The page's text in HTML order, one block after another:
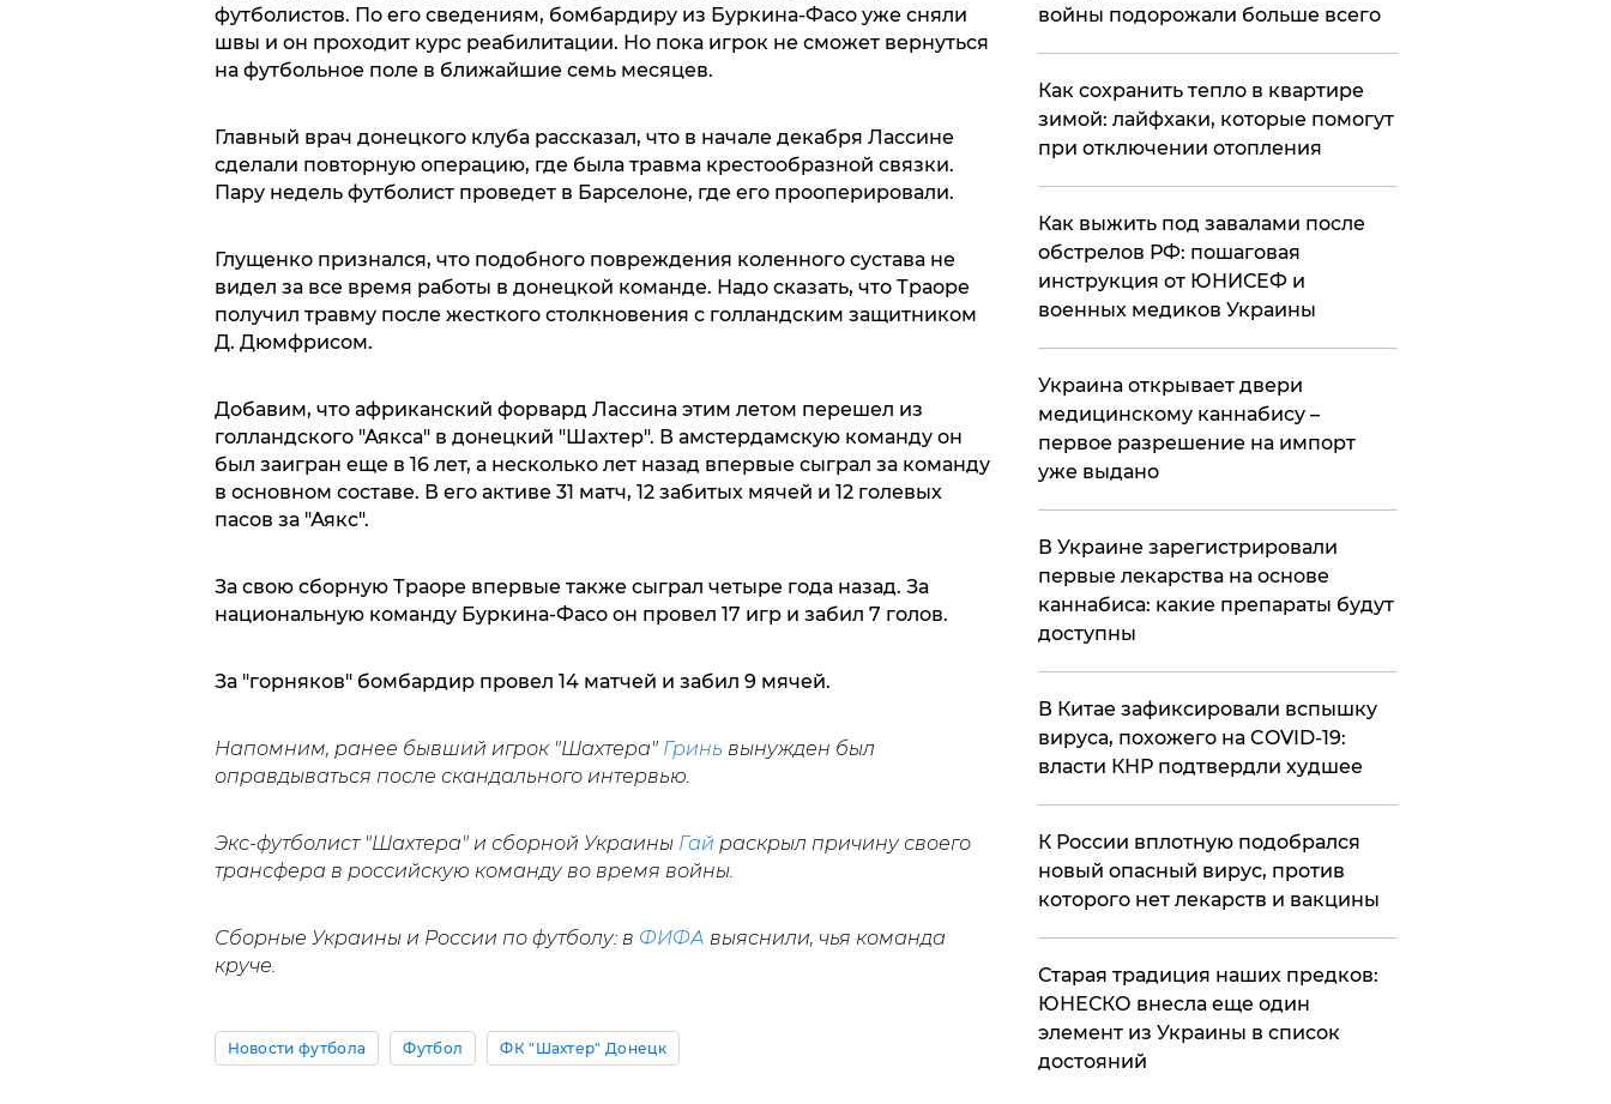
футболистов. По его сведениям, бомбардиру из Буркина-Фасо уже сняли
швы и он проходит курс реабилитации. Но пока игрок не сможет вернуться
на футбольное поле в ближайшие семь месяцев.
Главный врач донецкого клуба рассказал, что в начале декабря Лассине
сделали повторную операцию, где была травма крестообразной связки.
Пару недель футболист проведет в Барселоне, где его прооперировали.
Глущенко признался, что подобного повреждения коленного сустава не
видел за все время работы в донецкой команде. Надо сказать, что Траоре
получил травму после жесткого столкновения с голландским защитником
Д. Дюмфрисом.
Добавим, что африканский форвард Лассина этим летом перешел из
голландского "Аякса" в донецкий "Шахтер". В амстердамскую команду он
был заигран еще в 16 лет, а несколько лет назад впервые сыграл за команду
в основном составе. В его активе 31 матч, 12 забитых мячей и 12 голевых
пасов за "Аякс".
За свою сборную Траоре впервые также сыграл четыре года назад. За
национальную команду Буркина-Фасо он провел 17 игр и забил 7 голов.
За "горняков" бомбардир провел 14 матчей и забил 9 мячей.
Напомним, ранее бывший игрок "Шахтера" Гринь вынужден был
оправдываться после скандального интервью.
Экс-футболист "Шахтера" и сборной Украины Гай раскрыл причину своего
трансфера в российскую команду во время войны.
Сборные Украины и России по футболу: в ФИФА выяснили, чья команда
круче.
Новости футбола Футбол ФК "Шахтер" Донецк
войны подорожали больше всего
​Как сохранить тепло в квартире
зимой: лайфхаки, которые помогут
при отключении отопления
Как выжить под завалами после
обстрелов РФ: пошаговая
инструкция от ЮНИСЕФ и
военных медиков Украины
Украина открывает двери
медицинскому каннабису –
первое разрешение на импорт
уже выдано
В Украине зарегистрировали
первые лекарства на основе
каннабиса: какие препараты будут
доступны
В Китае зафиксировали вспышку
вируса, похожего на COVID-19:
власти КНР подтвердли худшее
К России вплотную подобрался
новый опасный вирус, против
которого нет лекарств и вакцины
​Старая традиция наших предков:
ЮНЕСКО внесла еще один
элемент из Украины в список
достояний